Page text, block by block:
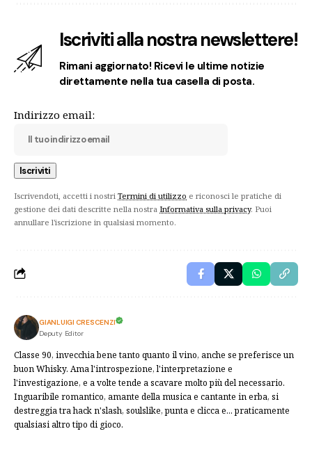
Iscriviti alla nostra newslettere!
Rimani aggiornato! Ricevi le ultime notizie
direttamente nella tua casella di posta.
Indirizzo email:
Iscrivendoti, accetti i nostri Termini di utilizzo e riconosci le pratiche di
gestione dei dati descritte nella nostra Informativa sulla privacy. Puoi
annullare l'iscrizione in qualsiasi momento.
GIANLUIGI CRESCENZI
Deputy Editor
Classe 90, invecchia bene tanto quanto il vino, anche se preferisce un
buon Whisky. Ama l'introspezione, l'interpretazione e
l'investigazione, e a volte tende a scavare molto più del necessario.
Inguaribile romantico, amante della musica e cantante in erba, si
destreggia tra hack n'slash, soulslike, punta e clicca e... praticamente
qualsiasi altro tipo di gioco.